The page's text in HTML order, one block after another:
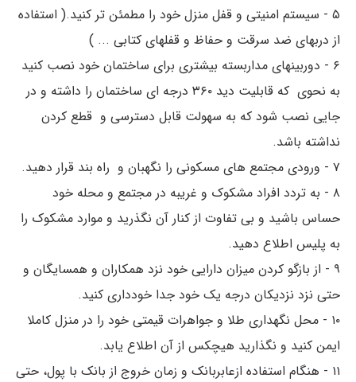
۵ - سیستم امنیتی و قفل منزل خود را مطمئن تر کنید.( استفاده
از دربهای ضد سرقت و حفاظ و قفلهای کتابی ... )
۶ - دوربینهای مداربسته بیشتری برای ساختمان خود نصب کنید
به نحوی که قابلیت دید ۳۶۰ درجه ای ساختمان را داشته و در
جایی نصب شود که به سهولت قابل دسترسی و قطع کردن
نداشته باشد.
۸ - به تردد افراد مشکوک و غریبه در مجتمع و محله خود
حساس باشید و بی تفاوت از کنار آن نگذرید و موارد مشکوک را
به پلیس اطلاع دهید.
۹ - از بازگو کردن میزان دارایی خود نزد همکاران و همسایگان و
حتی نزد نزدیکان درجه یک خود جدا خودداری کنید.
۱۰ - محل نگهداری طلا و جواهرات قیمتی خود را در منزل کاملا
ایمن کنید و نگذارید هیچکس از آن اطلاع یابد.
۱۱ - هنگام استفاده ازعابربانک و زمان خروج از بانک با پول، حتی